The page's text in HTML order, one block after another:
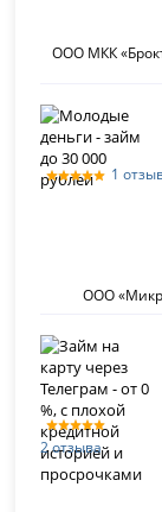
ООО МКК
1
ООО
2 отзыва